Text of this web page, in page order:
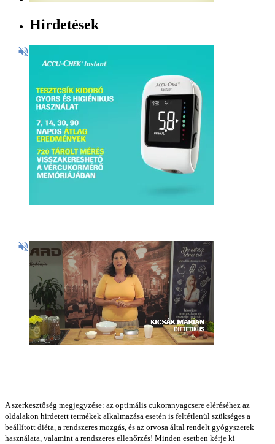
Hirdetések
A szerkesztőség megjegyzése: az optimális cukoranyagcsere eléréséhez az
oldalakon hirdetett termékek alkalmazása esetén is feltétlenül szükséges a
beállított diéta, a rendszeres mozgás, és az orvosa által rendelt gyógyszerek
használata, valamint a rendszeres ellenőrzés! Minden esetben kérje ki